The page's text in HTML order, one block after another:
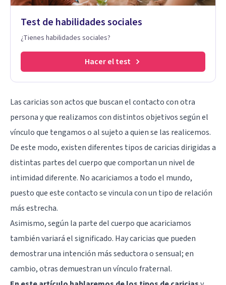
Test de habilidades sociales
¿Tienes habilidades sociales?
Hacer el test
Las caricias son actos que buscan el contacto con otra
persona y que realizamos con distintos objetivos según el
vínculo que tengamos o al sujeto a quien se las realicemos.
De este modo, existen diferentes tipos de caricias dirigidas a
distintas partes del cuerpo que comportan un nivel de
intimidad diferente. No acariciamos a todo el mundo,
puesto que este contacto se vincula con un tipo de relación
más estrecha.
Asimismo, según la parte del cuerpo que acariciamos
también variará el significado. Hay caricias que pueden
demostrar una intención más seductora o sensual; en
cambio, otras demuestran un vínculo fraternal.